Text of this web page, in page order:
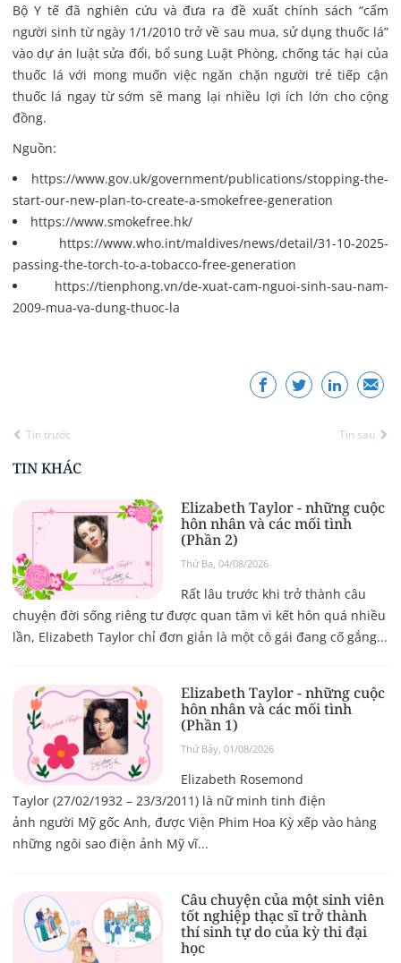
Bộ Y tế đã nghiên cứu và đưa ra đề xuất chính sách “cấm
người sinh từ ngày 1/1/2010 trở về sau mua, sử dụng thuốc lá”
vào dự án luật sửa đổi, bổ sung Luật Phòng, chống tác hại của
thuốc lá với mong muốn việc ngăn chặn người trẻ tiếp cận
thuốc lá ngay từ sớm sẽ mang lại nhiều lợi ích lớn cho cộng
đồng.
Nguồn:
https://www.gov.uk/government/publications/stopping-the-
start-our-new-plan-to-create-a-smokefree-generation
https://www.smokefree.hk/
https://www.who.int/maldives/news/detail/31-10-2025-
passing-the-torch-to-a-tobacco-free-generation
https://tienphong.vn/de-xuat-cam-nguoi-sinh-sau-nam-
2009-mua-va-dung-thuoc-la
Tin trước Tin sau
TIN KHÁC
Elizabeth Taylor - những cuộc
hôn nhân và các mối tình
(Phần 2)
Thứ Ba, 04/08/2026
Rất lâu trước khi trở thành câu
chuyện đời sống riêng tư được quan tâm vì kết hôn quá nhiều
lần, Elizabeth Taylor chỉ đơn giản là một cô gái đang cố gắng...
Elizabeth Taylor - những cuộc
hôn nhân và các mối tình
(Phần 1)
Thứ Bảy, 01/08/2026
Elizabeth Rosemond
Taylor (27/02/1932 – 23/3/2011) là nữ minh tinh điện
ảnh người Mỹ gốc Anh, được Viện Phim Hoa Kỳ xếp vào hàng
những ngôi sao điện ảnh Mỹ vĩ...
Câu chuyện của một sinh viên
tốt nghiệp thạc sĩ trở thành
thí sinh tự do của kỳ thi đại
học